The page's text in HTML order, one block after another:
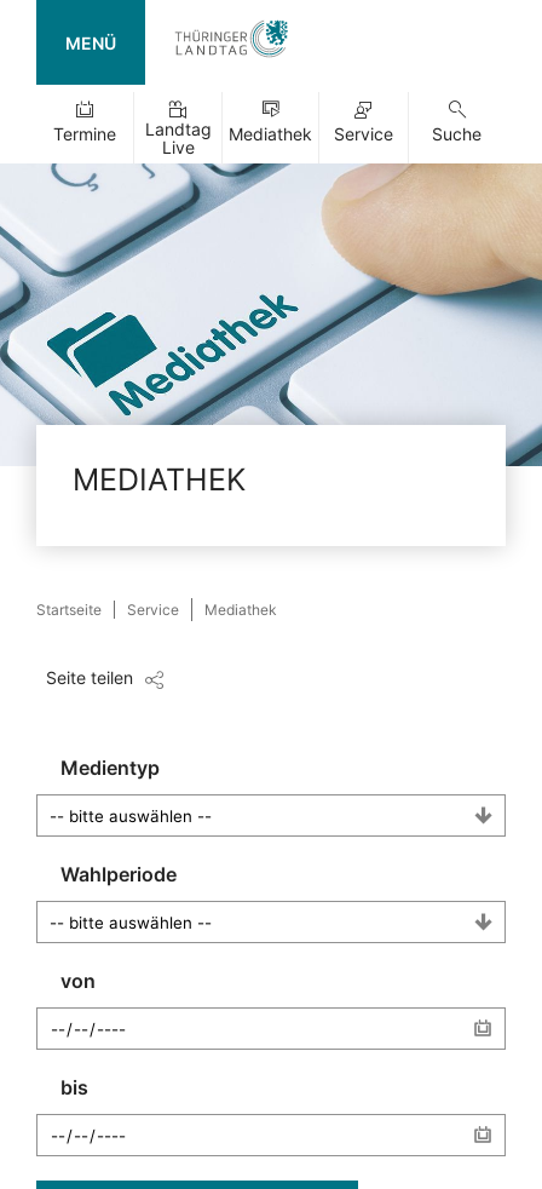
MENÜ
Termine
Landtag
Live
Mediathek Service Suche
MEDIATHEK
Startseite Service Mediathek
Seite teilen
Medientyp
Wahlperiode
von
bis